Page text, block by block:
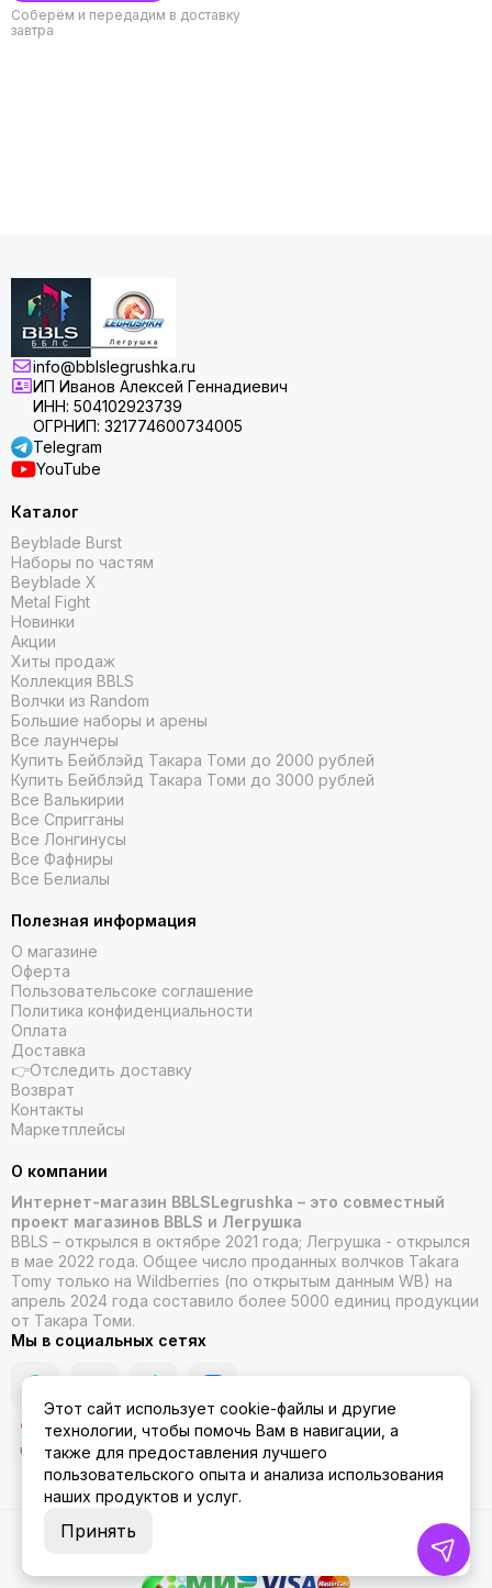
Соберём и передадим в доставку
завтра
info@bblslegrushka.ru
ИП Иванов Алексей Геннадиевич
ИНН: 504102923739
ОГРНИП: 321774600734005
Telegram
YouTube
Каталог
Beyblade Burst
Наборы по частям
Beyblade X
Metal Fight
Новинки
Акции
Хиты продаж
Коллекция BBLS
Волчки из Random
Большие наборы и арены
Все лаунчеры
Купить Бейблэйд Такара Томи до 2000 рублей
Купить Бейблэйд Такара Томи до 3000 рублей
Все Валькирии
Все Спригганы
Все Лонгинусы
Все Фафниры
Все Белиалы
Полезная информация
О магазине
Оферта
Пользовательсоке соглашение
Политика конфиденциальности
Оплата
Доставка
👉Отследить доставку
Возврат
Контакты
Маркетплейсы
О компании
Интернет-магазин BBLSLegrushka – это совместный
проект магазинов BBLS и Легрушка
BBLS – открылся в октябре 2021 года; Легрушка - открылся
в мае 2022 года. Общее число проданных волчков Takara
Tomy только на Wildberries (по открытым данным WB) на
апрель 2024 года составило более 5000 единиц продукции
от Такара Томи.
Мы в социальных сетях
2026 © ББЛСЛегрушка.
Этот сайт использует cookie-файлы и другие
технологии, чтобы помочь Вам в навигации, а
также для предоставления лучшего
пользовательского опыта и анализа использования
наших продуктов и услуг.
Принять